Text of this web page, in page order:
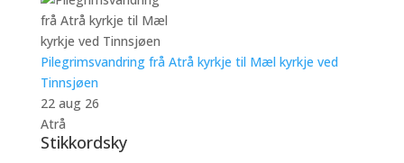
Pilegrimsvandring frå Atrå kyrkje til Mæl kyrkje ved
Tinnsjøen
22 aug 26
Atrå
Stikkordsky